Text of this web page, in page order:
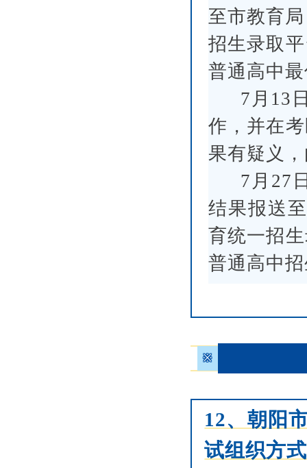
至市教育
招生录取
普通高中
7月13
作，并在
果有疑义
7月27
结果报送
育统一招
普通高中
※
12、朝阳
试组织方